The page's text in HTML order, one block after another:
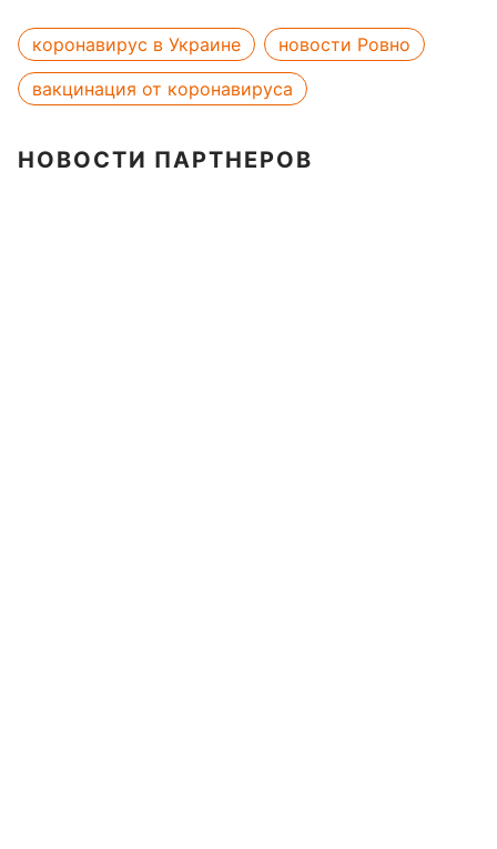
коронавирус в Украине
новости Ровно
вакцинация от коронавируса
НОВОСТИ ПАРТНЕРОВ